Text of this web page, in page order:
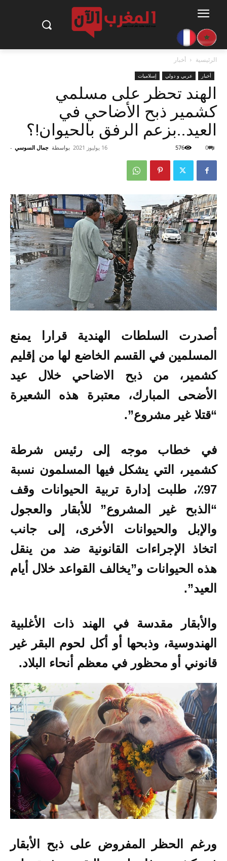
الرئيسية أخبار
أخبار عربي و دولي إسلاميات
الهند تحظر على مسلمي
كشمير ذبح الأضاحي في
العيد..بزعم الرفق بالحيوان!؟
بواسطة جمال السوسي - 16 يوليوز 2021 0
576
أصدرت السلطات الهندية قرارا يمنع
المسلمين في القسم الخاضع لها من إقليم
كشمير، من ذبح الاضاحي خلال عيد
الأضحى المبارك، معتبرة هذه الشعيرة
“قتلا غير مشروع”.
في خطاب موجه إلى رئيس شرطة
كشمير، التي يشكل فيها المسلمون نسبة
97٪، طلبت إدارة تربية الحيوانات وقف
“الذبح غير المشروع” للأبقار والعجول
والإبل والحيوانات الأخرى، إلى جانب
اتخاذ الإجراءات القانونية ضد من ينقل
هذه الحيوانات و”يخالف القواعد خلال أيام
العيد”.
والأبقار مقدسة في الهند ذات الأغلبية
الهندوسية، وذبحها أو أكل لحوم البقر غير
قانوني أو محظور في معظم أنحاء البلاد.
ورغم الحظر المفروض على ذبح الأبقار